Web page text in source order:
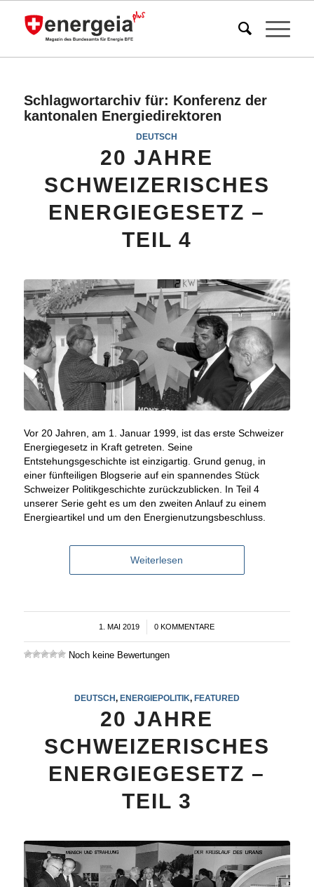
Schlagwortarchiv für: Konferenz der
kantonalen Energiedirektoren
DEUTSCH
20 JAHRE
SCHWEIZERISCHES
ENERGIEGESETZ –
TEIL 4
Vor 20 Jahren, am 1. Januar 1999, ist das erste Schweizer
Energiegesetz in Kraft getreten. Seine
Entstehungsgeschichte ist einzigartig. Grund genug, in
einer fünfteiligen Blogserie auf ein spannendes Stück
Schweizer Politikgeschichte zurückzublicken. In Teil 4
unserer Serie geht es um den zweiten Anlauf zu einem
Energieartikel und um den Energienutzungsbeschluss.
Weiterlesen
1. MAI 2019
/ 0 KOMMENTARE
Noch keine Bewertungen
DEUTSCH, ENERGIEPOLITIK, FEATURED
20 JAHRE
SCHWEIZERISCHES
ENERGIEGESETZ –
TEIL 3